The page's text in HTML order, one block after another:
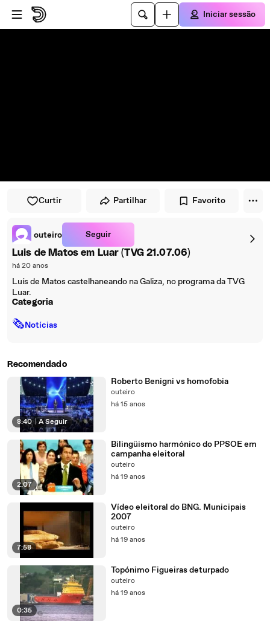
Avançar para o leitor
Avançar para o conteúdo principal
Iniciar sessão
Curtir Partilhar Favorito
outeiro Seguir
Luis de Matos em Luar (TVG 21.07.06)
há 20 anos
Luís de Matos castelhaneando na Galiza, no programa da TVG
Luar.
Categoria
🗞Notícias
Recomendado
8:40 | A Seguir
Roberto Benigni vs homofobia
outeiro
há 15 anos
2:07
Bilingüismo harmónico do PPSOE em
campanha eleitoral
outeiro
há 19 anos
7:58
Vídeo eleitoral do BNG. Municipais
2007
outeiro
há 19 anos
0:35
Topónimo Figueiras deturpado
outeiro
há 19 anos